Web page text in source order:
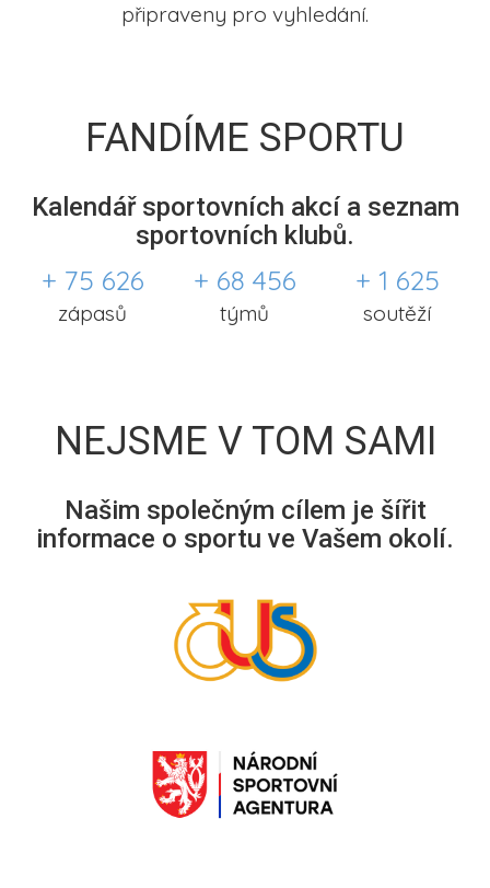
připraveny pro vyhledání.
FANDÍME SPORTU
Kalendář sportovních akcí a seznam
sportovních klubů.
+ 75 626
zápasů
+ 68 456
týmů
+ 1 625
soutěží
NEJSME V TOM SAMI
Našim společným cílem je šířit
informace o sportu ve Vašem okolí.